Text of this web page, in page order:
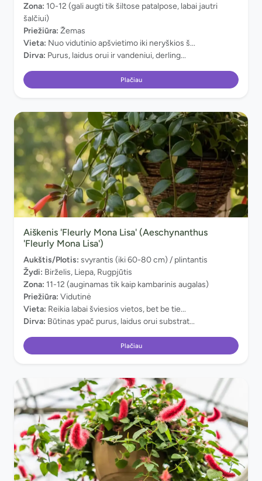
Zona: 10-12 (gali augti tik šiltose patalpose, labai jautri
šalčiui)
Priežiūra: Žemas
Vieta: Nuo vidutinio apšvietimo iki neryškios š...
Dirva: Purus, laidus orui ir vandeniui, derling...
Plačiau
Aiškenis 'Fleurly Mona Lisa' (Aeschynanthus
'Fleurly Mona Lisa')
Aukštis/Plotis: svyrantis (iki 60-80 cm) / plintantis
Žydi: Birželis, Liepa, Rugpjūtis
Zona: 11-12 (auginamas tik kaip kambarinis augalas)
Priežiūra: Vidutinė
Vieta: Reikia labai šviesios vietos, bet be tie...
Dirva: Būtinas ypač purus, laidus orui substrat...
Plačiau